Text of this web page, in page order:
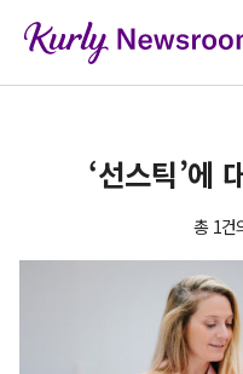
‘선스틱’에
총 1건